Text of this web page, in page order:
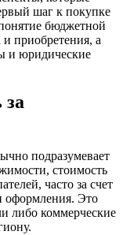
шаг к покупке
бюджетной
приобретения, а
и юридические
подразумевает
стоимость
часто за счет
оформления. Это
либо коммерческие